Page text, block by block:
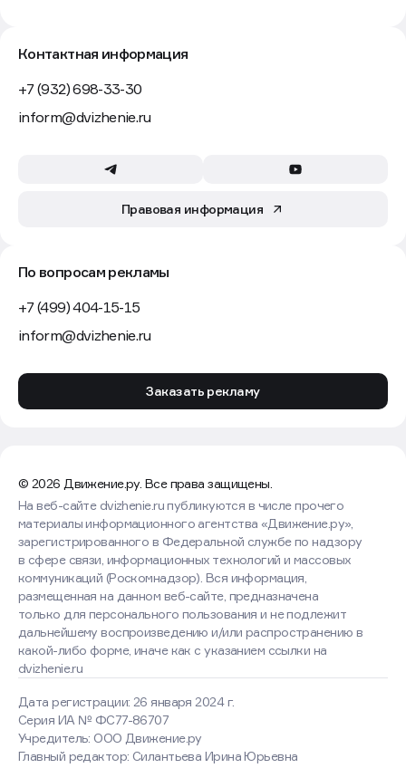
Контактная информация
+7 (932) 698-33-30
inform@dvizhenie.ru
Правовая информация
По вопросам рекламы
+7 (499) 404-15-15
inform@dvizhenie.ru
Заказать рекламу
© 2026 Движение.ру. Все права защищены.
Дата регистрации: 26 января 2024 г.
Серия ИА № ФС77-86707
Учредитель: ООО Движение.ру
Главный редактор: Силантьева Ирина Юрьевна
На веб-сайте dvizhenie.ru публикуются в числе прочего
материалы информационного агентства «Движение.ру»,
зарегистрированного в Федеральной службе по надзору
в сфере связи, информационных технологий и массовых
коммуникаций (Роскомнадзор). Вся информация,
размещенная на данном веб-сайте, предназначена
только для персонального пользования и не подлежит
дальнейшему воспроизведению и/или распространению в
какой-либо форме, иначе как с указанием ссылки на
dvizhenie.ru